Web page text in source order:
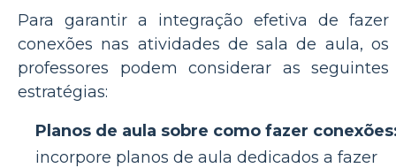
Para garantir a integração efetiva de fazer
conexões nas atividades de sala de aula, os
professores podem considerar as seguintes
estratégias:
Planos de aula sobre como fazer
incorpore planos de aula dedicados a fazer